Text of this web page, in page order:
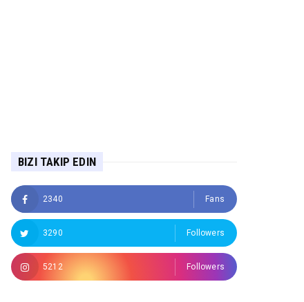
BIZI TAKIP EDIN
2340 Fans
3290 Followers
5212 Followers